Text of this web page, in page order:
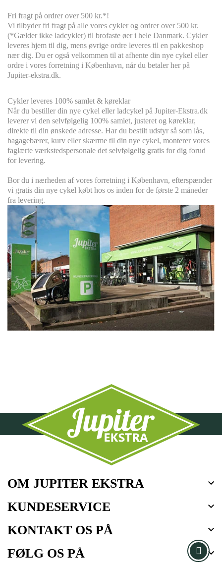
Fri fragt på ordrer over 500 kr.*!
Vi tilbyder fri fragt på alle vores cykler og ordrer over 500 kr.
(*Gælder ikke ladcykler) til brofaste øer i hele Danmark. Cykler
leveres hjem til dig, mens øvrige ordre leveres til en pakkeshop
nær dig. Du er også velkommen til at afhente din nye cykel eller
ordre i vores forretning i København, når du betaler her på
Jupiter-ekstra.dk.
Cykler leveres 100% samlet & køreklar
Når du bestiller din nye cykel eller ladcykel på Jupiter-Ekstra.dk
leverer vi den selvfølgelig 100% samlet, justeret og køreklar,
direkte til din ønskede adresse. Har du bestilt udstyr så som lås,
bagagebærer, kurv eller skærme til din nye cykel, monterer vores
faglærte værkstedspersonale det selvfølgelig gratis for dig forud
for levering.
Bor du i nærheden af vores forretning i København, efterspænder
vi gratis din nye cykel købt hos os inden for de første 2 måneder
fra levering.
OM JUPITER EKSTRA 
KUNDESERVICE 
KONTAKT OS PÅ 
FØLG OS PÅ 